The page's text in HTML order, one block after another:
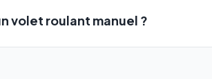
volet roulant manuel ?